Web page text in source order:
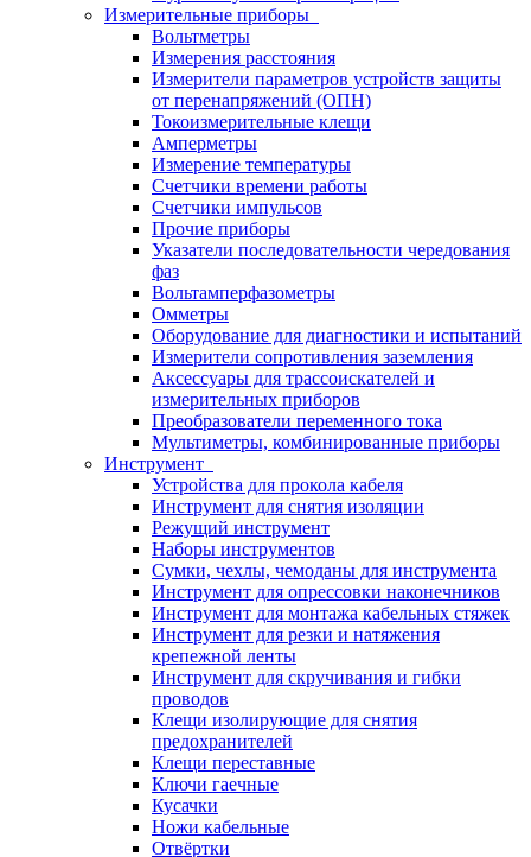
Измерительные приборы
Вольтметры
Измерения расстояния
Измерители параметров устройств защиты
от перенапряжений (ОПН)
Токоизмерительные клещи
Амперметры
Измерение температуры
Счетчики времени работы
Счетчики импульсов
Прочие приборы
Указатели последовательности чередования
фаз
Вольтамперфазометры
Омметры
Оборудование для диагностики и испытаний
Измерители сопротивления заземления
Аксессуары для трассоискателей и
измерительных приборов
Преобразователи переменного тока
Мультиметры, комбинированные приборы
Инструмент
Устройства для прокола кабеля
Инструмент для снятия изоляции
Режущий инструмент
Наборы инструментов
Сумки, чехлы, чемоданы для инструмента
Инструмент для опрессовки наконечников
Инструмент для монтажа кабельных стяжек
Инструмент для резки и натяжения
крепежной ленты
Инструмент для скручивания и гибки
проводов
Клещи изолирующие для снятия
предохранителей
Клещи переставные
Ключи гаечные
Кусачки
Ножи кабельные
Отвёртки